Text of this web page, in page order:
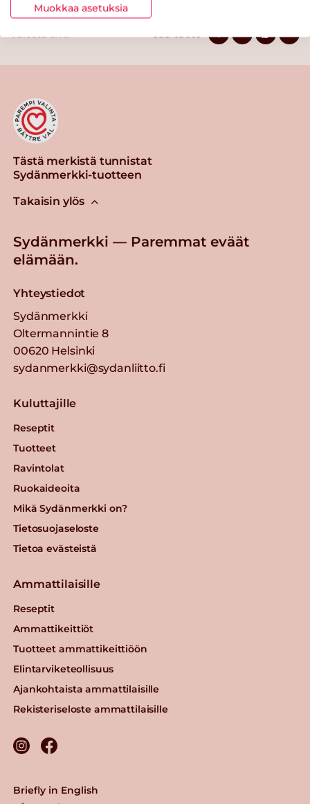
Tästä merkistä tunnistat
Sydänmerkki-tuotteen
Takaisin ylös
Sydänmerkki — Paremmat eväät
elämään.
Yhteystiedot
Sydänmerkki
Oltermannintie 8
00620 Helsinki
sydanmerkki@sydanliitto.fi
Kuluttajille
Reseptit
Tuotteet
Ravintolat
Ruokaideoita
Mikä Sydänmerkki on?
Tietosuojaseloste
Tietoa evästeistä
Ammattilaisille
Reseptit
Ammattikeittiöt
Tuotteet ammattikeittiöön
Elintarviketeollisuus
Ajankohtaista ammattilaisille
Rekisteriseloste ammattilaisille
Briefly in English
Muokkaa asetuksia